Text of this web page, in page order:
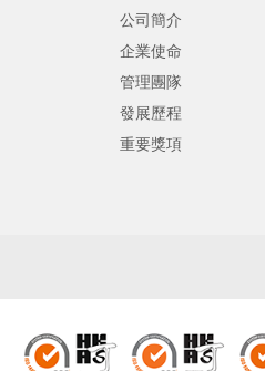
公司簡介
企業使命
管理團隊
發展歷程
重要獎項